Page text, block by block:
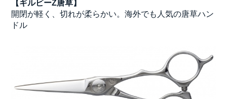
【ギルビーZ唐草】
開閉が軽く、切れが柔らかい。海外でも人気の唐草ハン
ドル